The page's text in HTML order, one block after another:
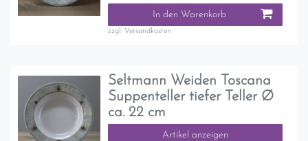
In den Warenkorb
zzgl. Versandkosten
Seltmann Weiden Toscana
Suppenteller tiefer Teller Ø
ca. 22 cm
Artikel anzeigen